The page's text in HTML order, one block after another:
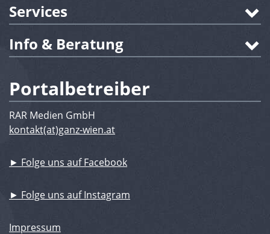
Services
Info & Beratung
Portalbetreiber
RAR Medien GmbH
kontakt(at)ganz-wien.at
► Folge uns auf Facebook
► Folge uns auf Instagram
Impressum